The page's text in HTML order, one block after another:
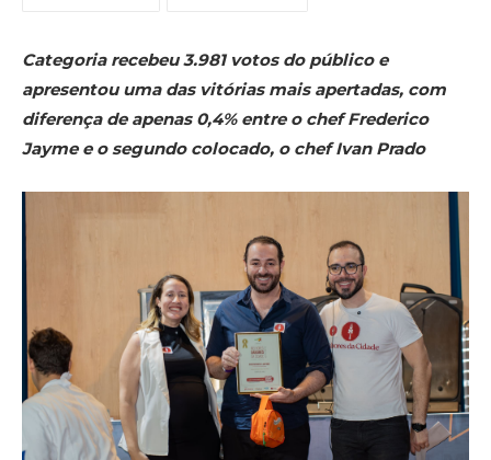
Categoria recebeu 3.981 votos do público e
apresentou uma das vitórias mais apertadas, com
diferença de apenas 0,4% entre o chef Frederico
Jayme e o segundo colocado, o chef Ivan Prado